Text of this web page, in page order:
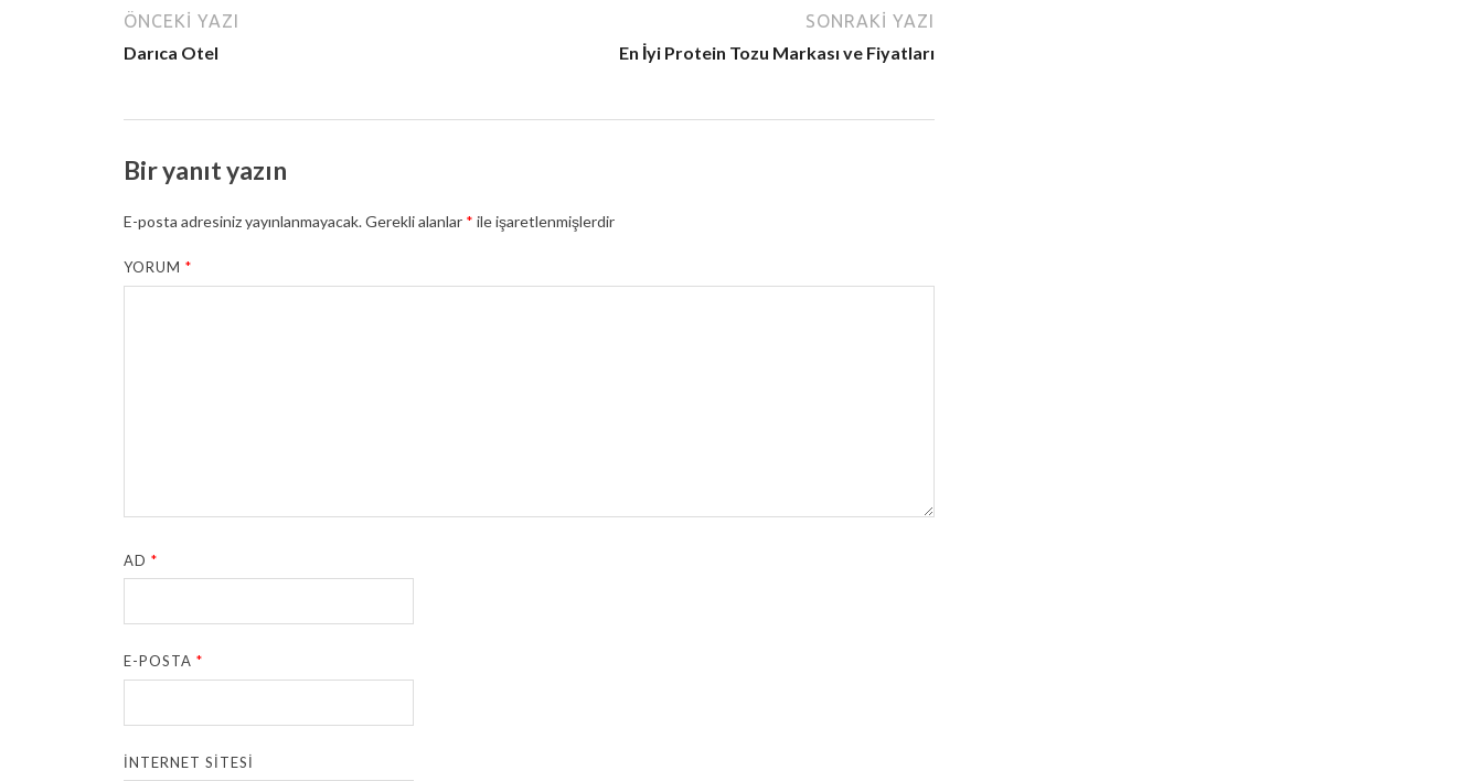
ÖNCEKI YAZI
Darıca Otel
SONRAKI YAZI
En İyi Protein Tozu Markası ve Fiyatları
Bir yanıt yazın
E-posta adresiniz yayınlanmayacak.Gerekli alanlar * ile işaretlenmişlerdir
YORUM*
AD*
E-POSTA*
İNTERNET SITESI